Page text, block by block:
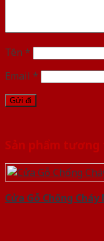
Tên *
Email *
Sản phẩm
Cửa Gỗ Chống